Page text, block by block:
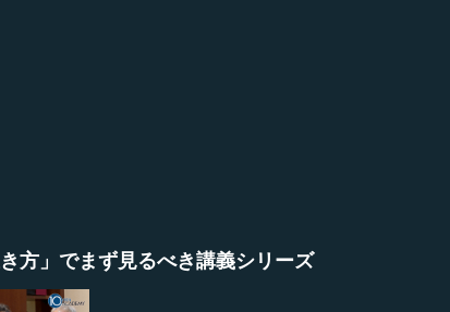
き方」でまず見るべき講義シリーズ